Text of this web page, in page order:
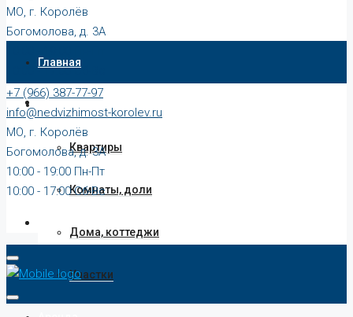
МО, г. Королёв
Богомолова, д. 3А
10:00 - 17:00 Сб-Вс
Главная
Квартиры
Комнаты, доли
Дома, коттеджи
Участки
+7 (966) 387-77-97
info@nedvizhimost-korolev.ru
МО, г. Королёв
Богомолова, д. 3А
10:00 - 19:00 Пн-Пт
10:00 - 17:00 Сб-Вс